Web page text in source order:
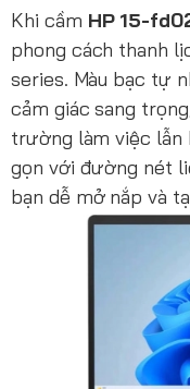
Khi cầm HP 15-
phong cách thanh
series. Màu bạc tự
cảm giác sang
trường làm việc lẫn
gọn với đường nét
bạn dễ mở nắp và